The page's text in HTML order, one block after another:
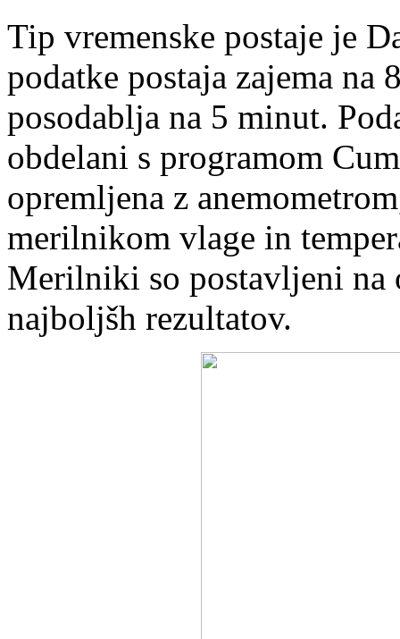
Tip vremenske postaje je
podatke postaja zajema na
posodablja na 5 minut.
obdelani s programom
opremljena z
merilnikom vlage in
Merilniki so postavljeni na
najboljšh rezultatov.